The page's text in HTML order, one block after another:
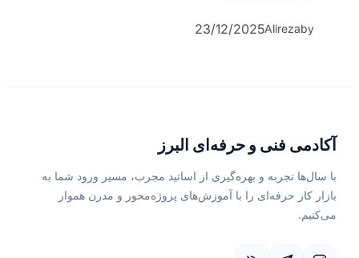
by
Alireza
23/12/2025
آکادمی فنی و حرفه‌ای البرز
با سال‌ها تجربه و بهره‌گیری از اساتید مجرب، مسیر ورود شما به
بازار کار حرفه‌ای را با آموزش‌های پروژه‌محور و مدرن هموار
می‌کنیم.